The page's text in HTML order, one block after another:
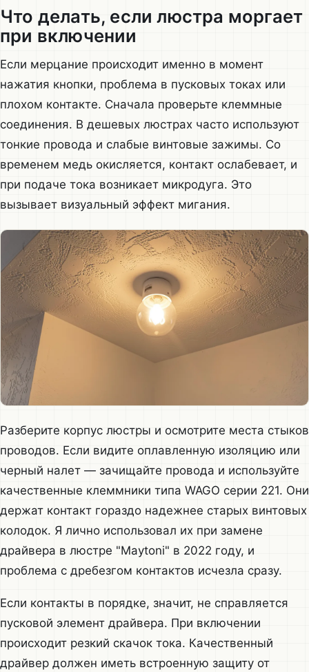
Что делать, если люстра моргает
при включении
Если мерцание происходит именно в момент
нажатия кнопки, проблема в пусковых токах или
плохом контакте. Сначала проверьте клеммные
соединения. В дешевых люстрах часто используют
тонкие провода и слабые винтовые зажимы. Со
временем медь окисляется, контакт ослабевает, и
при подаче тока возникает микродуга. Это
вызывает визуальный эффект мигания.
Разберите корпус люстры и осмотрите места стыков
проводов. Если видите оплавленную изоляцию или
черный налет — зачищайте провода и используйте
качественные клеммники типа WAGO серии 221. Они
держат контакт гораздо надежнее старых винтовых
колодок. Я лично использовал их при замене
драйвера в люстре "Maytoni" в 2022 году, и
проблема с дребезгом контактов исчезла сразу.
Если контакты в порядке, значит, не справляется
пусковой элемент драйвера. При включении
происходит резкий скачок тока. Качественный
драйвер должен иметь встроенную защиту от